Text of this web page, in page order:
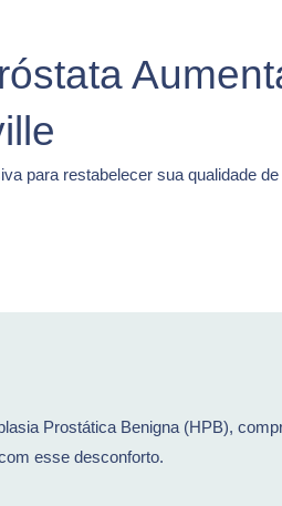
para restabelecer sua qualidade
Prostática Benigna (HPB),
esse desconforto.